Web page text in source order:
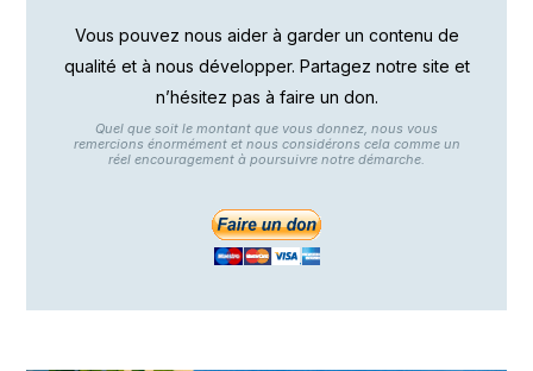
Vous pouvez nous aider à garder un contenu de
qualité et à nous développer. Partagez notre site et
n’hésitez pas à faire un don.
Quel que soit le montant que vous donnez, nous vous
remercions énormément et nous considérons cela comme un
réel encouragement à poursuivre notre démarche.